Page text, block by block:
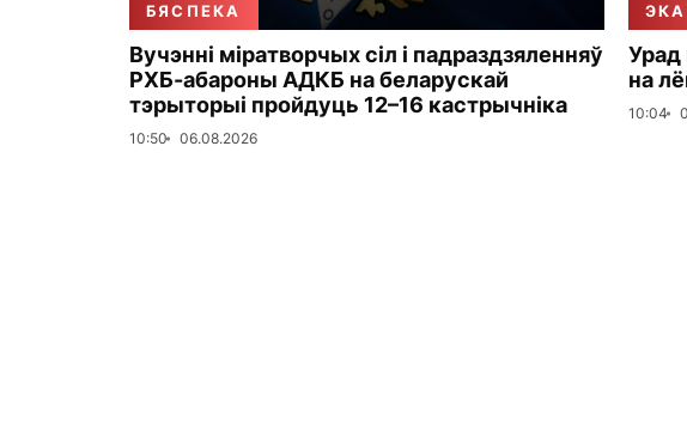
БЯСПЕКА
Вучэнні міратворчых сіл і падраздзяленняў
РХБ-абароны АДКБ на беларускай
тэрыторыі пройдуць 12–16 кастрычніка
10:50 06.08.2026
Урад
на
10:04